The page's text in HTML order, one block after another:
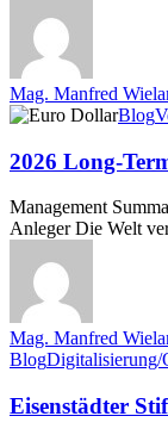
Mag. Manfred
2026
Term
Capital
Market
Assumptions
Blog
2026 Long-
Management
Anleger Die Welt
Mag. Manfred
Eisenstädter
BlogDigitalisierung/
Eisenstädter